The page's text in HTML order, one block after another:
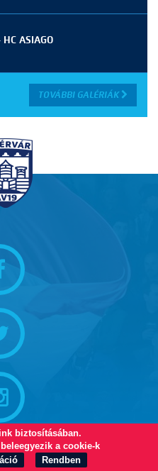
biztosításában.
a cookie-k
Rendben
ASIAGO
TOVÁBBI GALÉRIÁK